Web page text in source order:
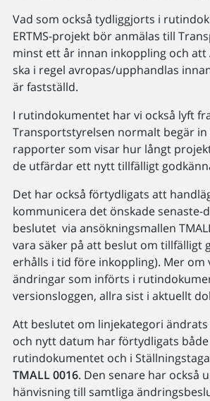
Vad som också tydliggjorts i
ERTMS-projekt bör anmälas till
minst ett år innan inkoppling och att
ska i regel avropas/upphandlas
är fastställd.
I rutindokumentet har vi också lyft
Transportstyrelsen normalt begär
rapporter som visar hur långt
de utfärdar ett nytt tillfälligt
Det har också förtydligats att
kommunicera det önskade senaste-
beslutet via ansökningsmallen
vara säker på att beslut om tillfälligt
erhålls i tid före inkoppling). Mer om
ändringar som införts i
versionsloggen, allra sist i aktuellt
Att beslutet om linjekategori
och nytt datum har förtydligats både
rutindokumentet och i
TMALL 0016. Den senare har också
hänvisning till samtliga